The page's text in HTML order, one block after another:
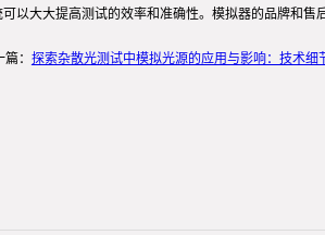
以大大提高测试的效率和准确性。模拟器的品牌和
： 探索杂散光测试中模拟光源的应用与影响：技术细